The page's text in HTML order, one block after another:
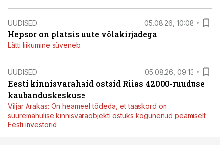
UUDISED 05.08.26, 10:08
Hepsor on platsis uute võlakirjadega
Lätti liikumine süveneb
UUDISED 05.08.26, 09:13
Eesti kinnisvarahaid ostsid Riias 42000-ruuduse
kaubanduskeskuse
Viljar Arakas: On heameel tõdeda, et taaskord on
suuremahulise kinnisvaraobjekti ostuks kogunenud peamiselt
Eesti investorid